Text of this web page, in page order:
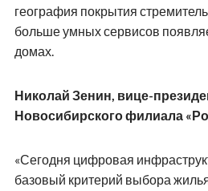
география покрытия
больше умных сервисов
домах.
Николай Зенин, вице-
Новосибирского филиала
«Сегодня цифровая
базовый критерий выбора